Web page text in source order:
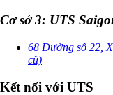
Cơ sở 3: UTS
68 Đường số 22,
cũ)
Kết nối với UTS